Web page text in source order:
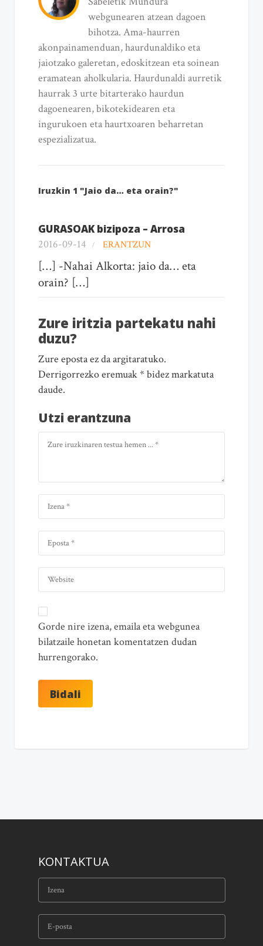
webgunearen atzean dagoen
bihotza. Ama-haurren
akonpainamenduan, haurdunaldiko eta
jaiotzako galeretan, edoskitzean eta soinean
eramatean aholkularia. Haurdunaldi aurretik
haurrak 3 urte bitarterako haurdun
dagoenearen, bikotekidearen eta
ingurukoen eta haurtxoaren beharretan
espezializatua.
Iruzkin 1 "Jaio da… eta orain?"
GURASOAK bizipoza – Arrosa
2016-09-14
ERANTZUN
[…] -Nahai Alkorta: jaio da… eta
orain? […]
Zure iritzia partekatu nahi
duzu?
Zure eposta ez da argitaratuko.
Derrigorrezko eremuak * bidez markatuta
daude.
Utzi erantzuna
Gorde nire izena, emaila eta webgunea
bilatzaile honetan komentatzen dudan
hurrengorako.
KONTAKTUA